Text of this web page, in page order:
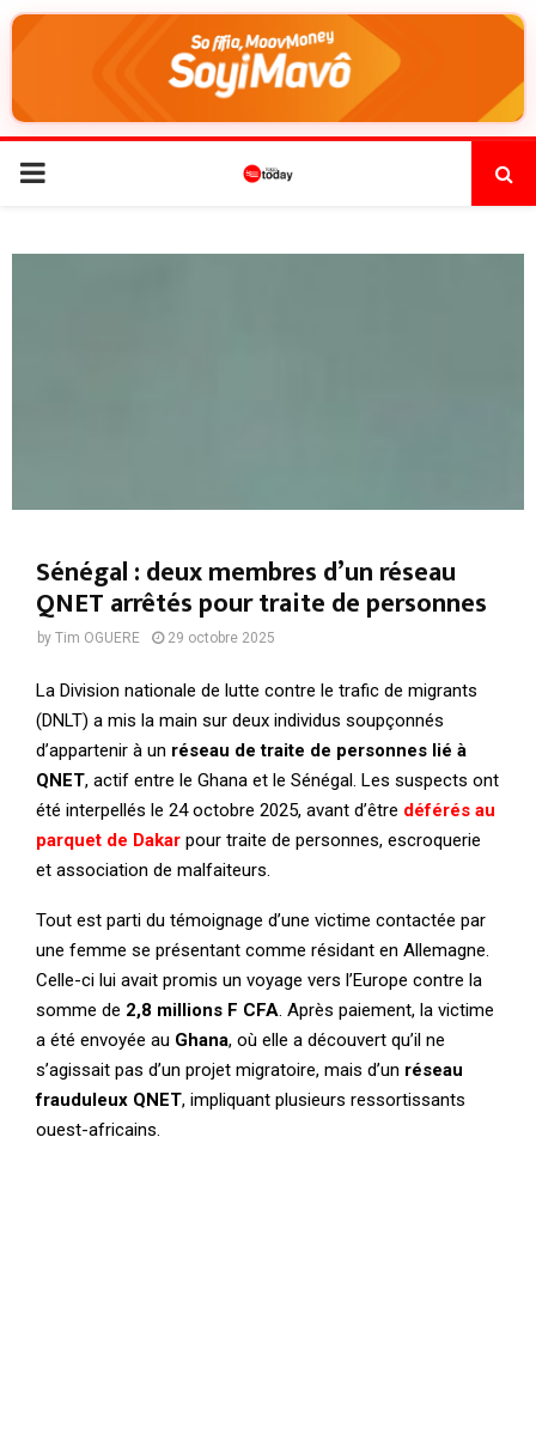
Sénégal : deux membres d’un réseau
QNET arrêtés pour traite de personnes
by Tim OGUERE 29 octobre 2025
La Division nationale de lutte contre le trafic de migrants
(DNLT) a mis la main sur deux individus soupçonnés
d’appartenir à un réseau de traite de personnes lié à
QNET, actif entre le Ghana et le Sénégal. Les suspects ont
été interpellés le 24 octobre 2025, avant d’être déférés au
parquet de Dakar pour traite de personnes, escroquerie
et association de malfaiteurs.
Tout est parti du témoignage d’une victime contactée par
une femme se présentant comme résidant en Allemagne.
Celle-ci lui avait promis un voyage vers l’Europe contre la
somme de 2,8 millions F CFA . Après paiement, la victime
a été envoyée au Ghana, où elle a découvert qu’il ne
s’agissait pas d’un projet migratoire, mais d’un réseau
frauduleux QNET, impliquant plusieurs ressortissants
ouest-africains.